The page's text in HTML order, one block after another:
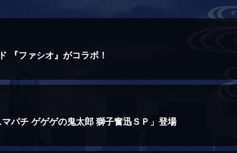
『ファシオ』がコラボ！
パチ ゲゲゲの鬼太郎 獅子奮迅ＳＰ」登場